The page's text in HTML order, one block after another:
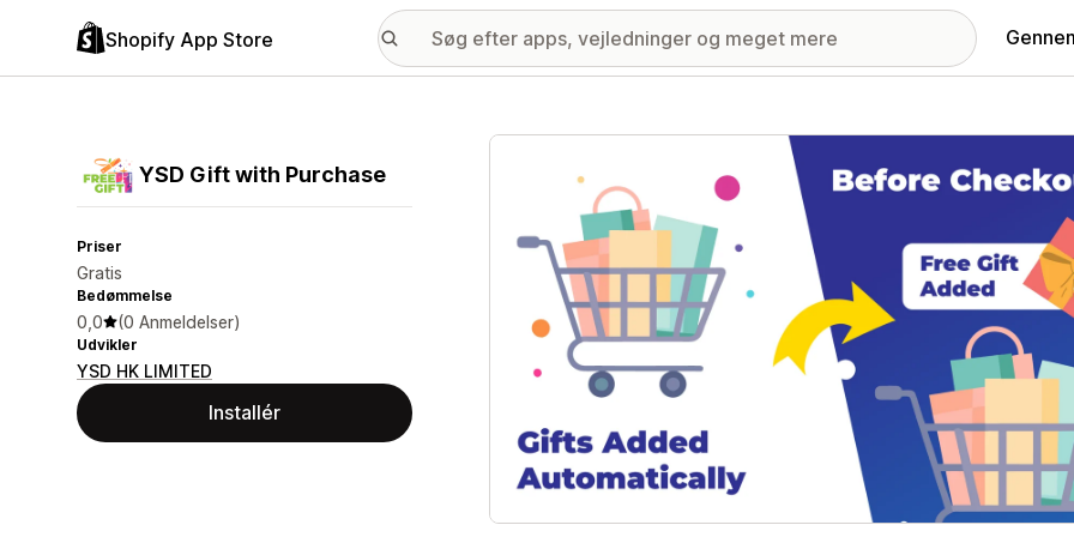
Shopify App Store
YSD Gift with Purchase
Priser
Gratis
Bedømmelse
0,0 (0 Anmeldelser)
Udvikler
YSD HK LIMITED
Installér
Galleri med udvalgte billeder